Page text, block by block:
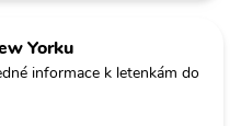
Yorku
informace k letenkám do